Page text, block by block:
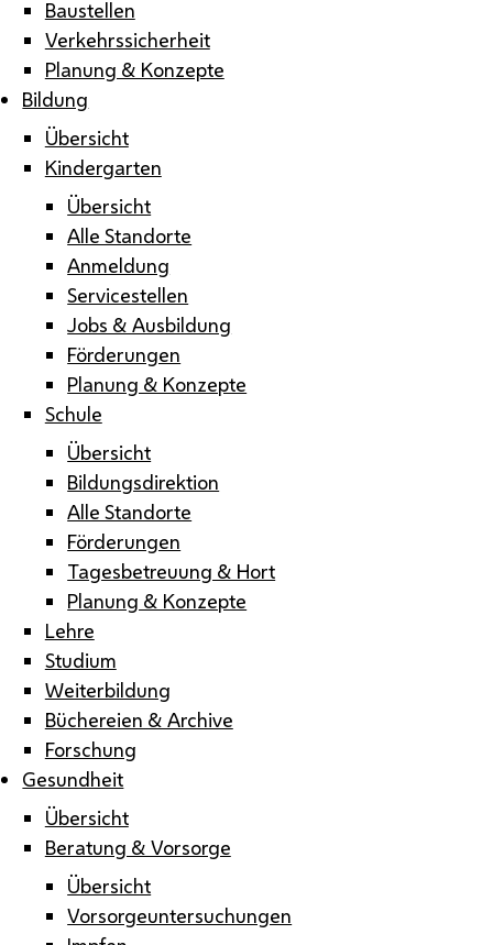
Baustellen
Verkehrssicherheit
Planung & Konzepte
Bildung
Übersicht
Kindergarten
Übersicht
Alle Standorte
Anmeldung
Servicestellen
Jobs & Ausbildung
Förderungen
Planung & Konzepte
Schule
Übersicht
Bildungsdirektion
Alle Standorte
Förderungen
Tagesbetreuung & Hort
Planung & Konzepte
Lehre
Studium
Weiterbildung
Büchereien & Archive
Forschung
Gesundheit
Übersicht
Beratung & Vorsorge
Übersicht
Vorsorgeuntersuchungen